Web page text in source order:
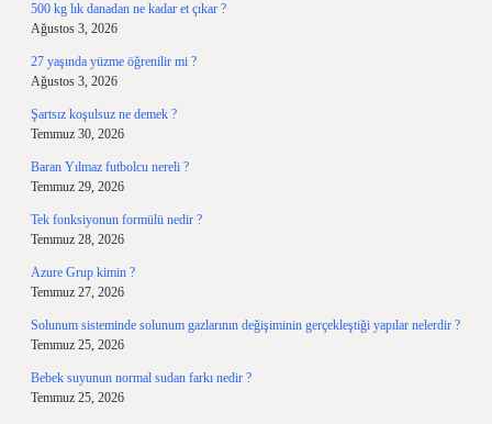
500 kg lık danadan ne kadar et çıkar ?
Ağustos 3, 2026
27 yaşında yüzme öğrenilir mi ?
Ağustos 3, 2026
Şartsız koşulsuz ne demek ?
Temmuz 30, 2026
Baran Yılmaz futbolcu nereli ?
Temmuz 29, 2026
Tek fonksiyonun formülü nedir ?
Temmuz 28, 2026
Azure Grup kimin ?
Temmuz 27, 2026
Solunum sisteminde solunum gazlarının değişiminin gerçekleştiği yapılar nelerdir ?
Temmuz 25, 2026
Bebek suyunun normal sudan farkı nedir ?
Temmuz 25, 2026